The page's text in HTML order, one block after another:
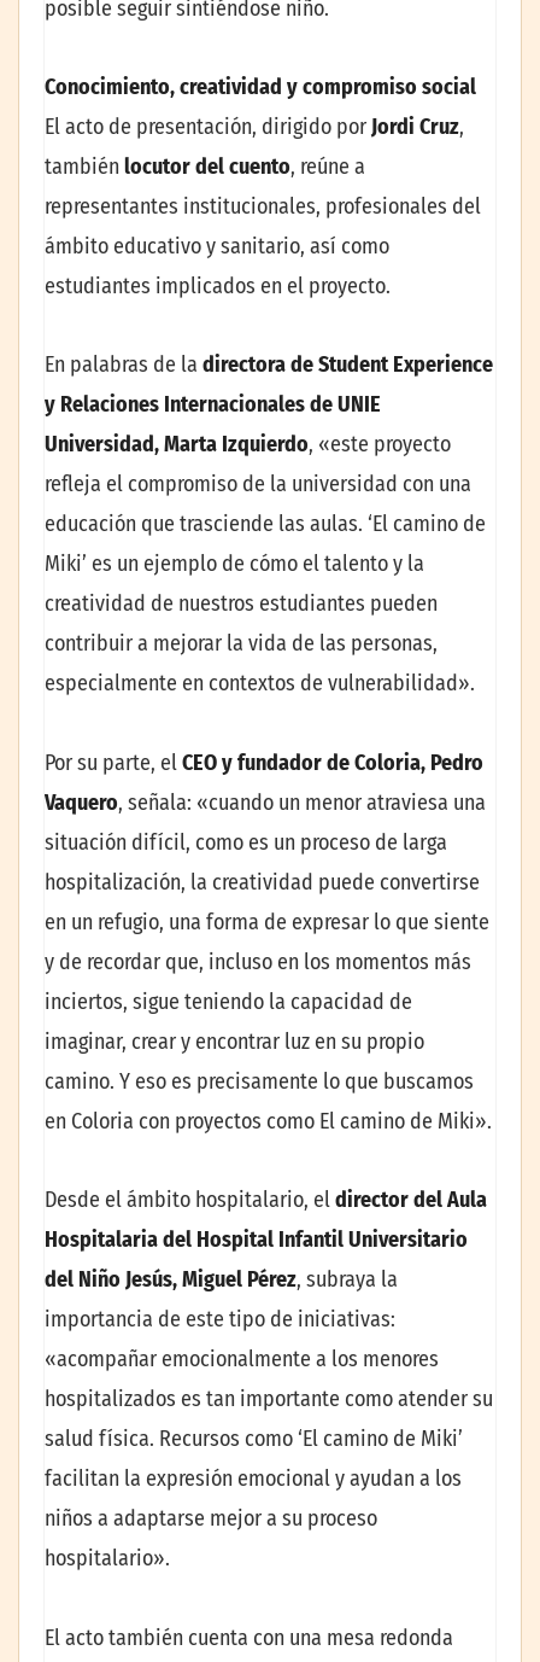
posible seguir sintiéndose niño.
Conocimiento, creatividad y compromiso social
El acto de presentación, dirigido por Jordi Cruz,
también locutor del cuento, reúne a
representantes institucionales, profesionales del
ámbito educativo y sanitario, así como
estudiantes implicados en el proyecto.
En palabras de la directora de Student Experience
y Relaciones Internacionales de UNIE
Universidad, Marta Izquierdo, «este proyecto
refleja el compromiso de la universidad con una
educación que trasciende las aulas. ‘El camino de
Miki’ es un ejemplo de cómo el talento y la
creatividad de nuestros estudiantes pueden
contribuir a mejorar la vida de las personas,
especialmente en contextos de vulnerabilidad».
Por su parte, elCEO y fundador de Coloria, Pedro
Vaquero, señala: «cuando un menor atraviesa una
situación difícil, como es un proceso de larga
hospitalización, la creatividad puede convertirse
en un refugio, una forma de expresar lo que siente
y de recordar que, incluso en los momentos más
inciertos, sigue teniendo la capacidad de
imaginar, crear y encontrar luz en su propio
camino. Y eso es precisamente lo que buscamos
en Coloria con proyectos como El camino de Miki».
Desde el ámbito hospitalario, eldirector del Aula
Hospitalaria del Hospital Infantil Universitario
del Niño Jesús, Miguel Pérez, subraya la
importancia de este tipo de iniciativas:
«acompañar emocionalmente a los menores
hospitalizados es tan importante como atender su
salud física. Recursos como ‘El camino de Miki’
facilitan la expresión emocional y ayudan a los
niños a adaptarse mejor a su proceso
hospitalario».
El acto también cuenta con una mesa redonda